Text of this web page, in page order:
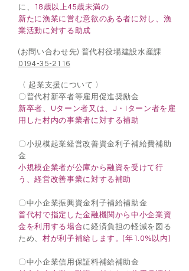
に、
18歳以上45歳未満の
新たに漁業に営む意欲のある者に対し、漁
業活動に対する助成
(お問い合わせ先) 普代村役場建設水産課
0194-35-2116
〈 起業支援について 〉
〇普代村新卒者等雇用促進奨励金
新卒者、Uターン者又は、J・Iターン者を雇
用した村内の事業者に対する補助
〇小規模起業経営改善資金利子補給費補助
金
小規模企業者が公庫から融資を受けて行
う、経営改善事業に対する補助
〇中小企業振興資金利子補給補助金
普代村で指定した金融機関から中小企業資
金を利用する場合に経済負担の軽減を図る
ため、 村が利子補給します。(年1.0%以内)
〇中小企業信用保証料補給補助金